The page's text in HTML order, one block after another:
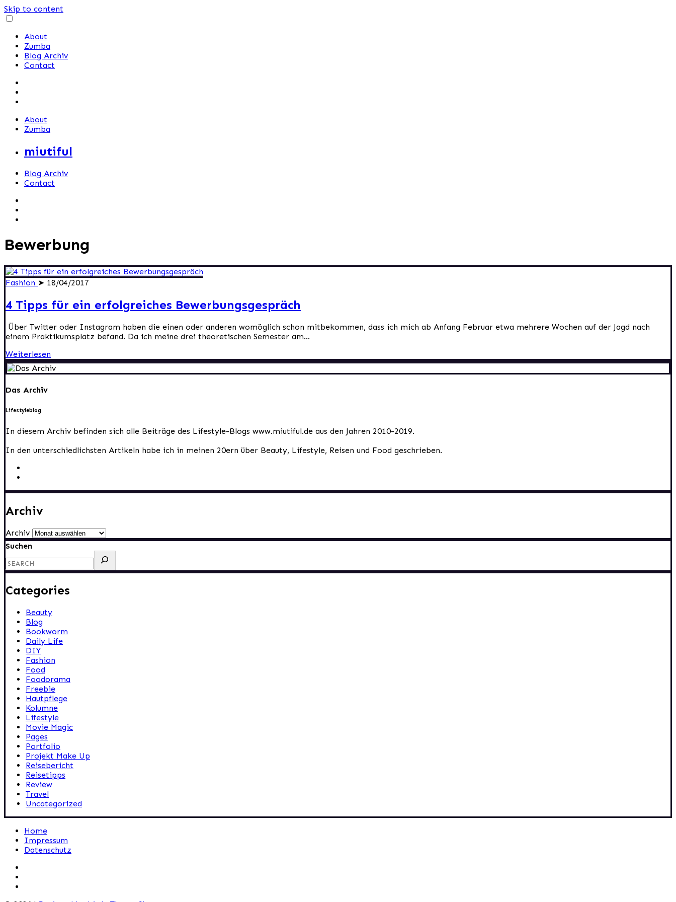
Skip to content
About
Zumba
Blog Archiv
Contact
About
Zumba
miutiful
Blog Archiv
Contact
Bewerbung
Fashion ➤ 18/04/2017
4 Tipps für ein erfolgreiches Bewerbungsgespräch
Über Twitter oder Instagram haben die einen oder anderen womöglich schon mitbekommen, dass ich mich ab Anfang Februar etwa mehrere Wochen auf der Jagd nach
einem Praktikumsplatz befand. Da ich meine drei theoretischen Semester am...
Weiterlesen
Das Archiv
Lifestyleblog
In diesem Archiv befinden sich alle Beiträge des Lifestyle-Blogs www.miutiful.de aus den Jahren 2010-2019.
In den unterschiedlichsten Artikeln habe ich in meinen 20ern über Beauty, Lifestyle, Reisen und Food geschrieben.
Archiv
Archiv
Suchen
Categories
Beauty
Blog
Bookworm
Daily Life
DIY
Fashion
Food
Foodorama
Freebie
Hautpflege
Kolumne
Lifestyle
Movie Magic
Pages
Portfolio
Projekt Make Up
Reisebericht
Reisetipps
Review
Travel
Uncategorized
Home
Impressum
Datenschutz